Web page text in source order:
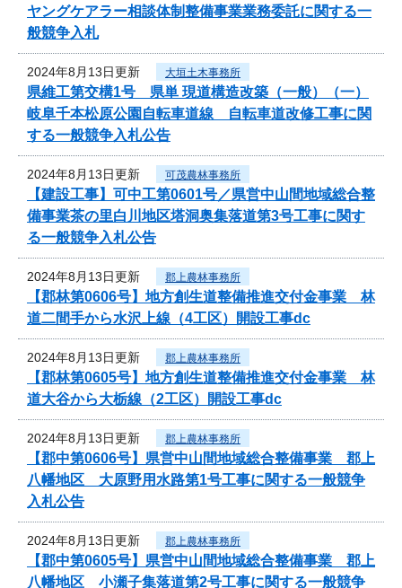
ヤングケアラー相談体制整備事業業務委託に関する一
般競争入札
2024年8月13日更新 大垣土木事務所
県維工第交構1号 県単 現道構造改築（一般）（一）
岐阜千本松原公園自転車道線 自転車道改修工事に関
する一般競争入札公告
2024年8月13日更新 可茂農林事務所
【建設工事】可中工第0601号／県営中山間地域総合整
備事業茶の里白川地区塔洞奥集落道第3号工事に関す
る一般競争入札公告
2024年8月13日更新 郡上農林事務所
【郡林第0606号】地方創生道整備推進交付金事業 林
道二間手から水沢上線（4工区）開設工事dc
2024年8月13日更新 郡上農林事務所
【郡林第0605号】地方創生道整備推進交付金事業 林
道大谷から大栃線（2工区）開設工事dc
2024年8月13日更新 郡上農林事務所
【郡中第0606号】県営中山間地域総合整備事業 郡上
八幡地区 大原野用水路第1号工事に関する一般競争
入札公告
2024年8月13日更新 郡上農林事務所
【郡中第0605号】県営中山間地域総合整備事業 郡上
八幡地区 小瀬子集落道第2号工事に関する一般競争